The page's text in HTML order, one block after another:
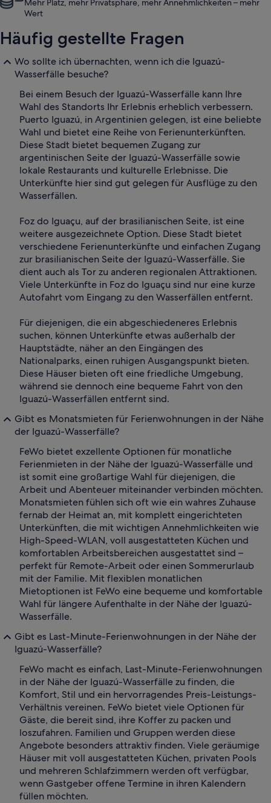
Mehr Platz, mehr Privatsphäre, mehr Annehmlichkeiten – mehr
Wert
Häufig gestellte Fragen
Wo sollte ich übernachten, wenn ich die Iguazú-
Wasserfälle besuche?
Bei einem Besuch der Iguazú-Wasserfälle kann Ihre
Wahl des Standorts Ihr Erlebnis erheblich verbessern.
Puerto Iguazú, in Argentinien gelegen, ist eine beliebte
Wahl und bietet eine Reihe von Ferienunterkünften.
Diese Stadt bietet bequemen Zugang zur
argentinischen Seite der Iguazú-Wasserfälle sowie
lokale Restaurants und kulturelle Erlebnisse. Die
Unterkünfte hier sind gut gelegen für Ausflüge zu den
Wasserfällen.
Foz do Iguaçu, auf der brasilianischen Seite, ist eine
weitere ausgezeichnete Option. Diese Stadt bietet
verschiedene Ferienunterkünfte und einfachen Zugang
zur brasilianischen Seite der Iguazú-Wasserfälle. Sie
dient auch als Tor zu anderen regionalen Attraktionen.
Viele Unterkünfte in Foz do Iguaçu sind nur eine kurze
Autofahrt vom Eingang zu den Wasserfällen entfernt.
Für diejenigen, die ein abgeschiedeneres Erlebnis
suchen, können Unterkünfte etwas außerhalb der
Hauptstädte, näher an den Eingängen des
Nationalparks, einen ruhigen Ausgangspunkt bieten.
Diese Häuser bieten oft eine friedliche Umgebung,
während sie dennoch eine bequeme Fahrt von den
Iguazú-Wasserfällen entfernt sind.
Gibt es Monatsmieten für Ferienwohnungen in der Nähe
der Iguazú-Wasserfälle?
FeWo bietet exzellente Optionen für monatliche
Ferienmieten in der Nähe der Iguazú-Wasserfälle und
ist somit eine großartige Wahl für diejenigen, die
Arbeit und Abenteuer miteinander verbinden möchten.
Monatsmieten fühlen sich oft wie ein wahres Zuhause
fernab der Heimat an, mit komplett eingerichteten
Unterkünften, die mit wichtigen Annehmlichkeiten wie
High-Speed-WLAN, voll ausgestatteten Küchen und
komfortablen Arbeitsbereichen ausgestattet sind –
perfekt für Remote-Arbeit oder einen Sommerurlaub
mit der Familie. Mit flexiblen monatlichen
Mietoptionen ist FeWo eine bequeme und komfortable
Wahl für längere Aufenthalte in der Nähe der Iguazú-
Wasserfälle.
Gibt es Last-Minute-Ferienwohnungen in der Nähe der
Iguazú-Wasserfälle?
FeWo macht es einfach, Last-Minute-Ferienwohnungen
in der Nähe der Iguazú-Wasserfälle zu finden, die
Komfort, Stil und ein hervorragendes Preis-Leistungs-
Verhältnis vereinen. FeWo bietet viele Optionen für
Gäste, die bereit sind, ihre Koffer zu packen und
loszufahren. Familien und Gruppen werden diese
Angebote besonders attraktiv finden. Viele geräumige
Häuser mit voll ausgestatteten Küchen, privaten Pools
und mehreren Schlafzimmern werden oft verfügbar,
wenn Gastgeber offene Termine in ihren Kalendern
füllen möchten.